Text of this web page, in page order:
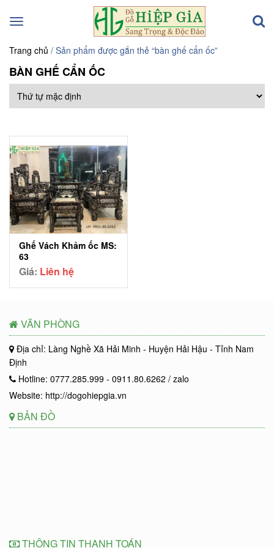
Toggle
Trang chủ / Sản phẩm được gắn thẻ “bàn ghế cẩn ốc”
BÀN GHẾ CẨN ỐC
Ghế Vách Khảm ốc MS:
63
Giá: Liên hệ
VĂN PHÒNG
Địa chỉ: Làng Nghề Xã Hải Minh - Huyện Hải Hậu - Tỉnh Nam
Định
Hotline: 0777.285.999 - 0911.80.6262 / zalo
Website: http://dogohiepgia.vn
BẢN ĐỒ
THÔNG TIN THANH TOÁN